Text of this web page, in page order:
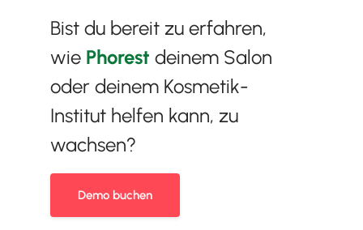
Bist du bereit zu erfahren,
wie Phorest deinem Salon
oder deinem Kosmetik-
Institut helfen kann, zu
wachsen?
Demo buchen